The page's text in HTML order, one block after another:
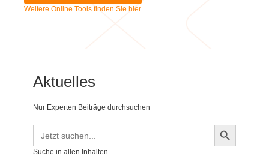
Nur Experten Beiträge durchsuchen
Search
Suche in allen Inhalten
Search
Search Button